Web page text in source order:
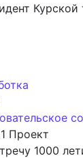
Курской
Проект
1000